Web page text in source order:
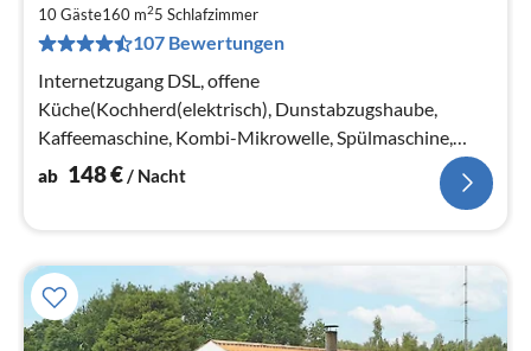
10 Gäste160 m25 Schlafzimmer
107 Bewertungen
Internetzugang DSL, offene
Küche(Kochherd(elektrisch), Dunstabzugshaube,
Kaffeemaschine, Kombi-Mikrowelle, Spülmaschine,
Kühlschrank, Tiefkühlschrank(1-59L)
ab 148€/ Nacht